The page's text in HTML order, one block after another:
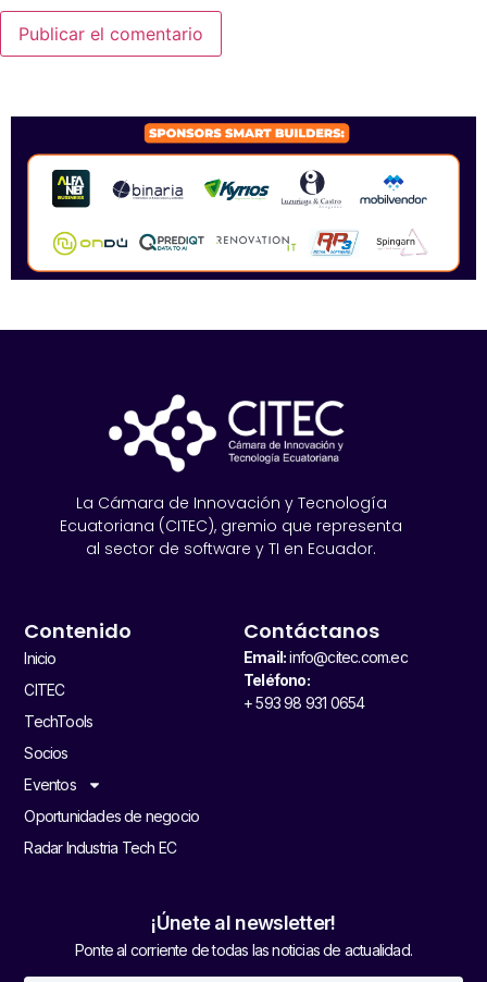
La Cámara de Innovación y Tecnología
Ecuatoriana (CITEC), gremio que representa
al sector de software y TI en Ecuador.
Contenido
Inicio
CITEC
TechTools
Socios
Eventos
Oportunidades de negocio
Radar Industria Tech EC
Contáctanos
Email:info@citec.com.ec
Teléfono:
+ 593 98 931 0654
¡Únete al newsletter!
Ponte al corriente de todas las noticias de actualidad.